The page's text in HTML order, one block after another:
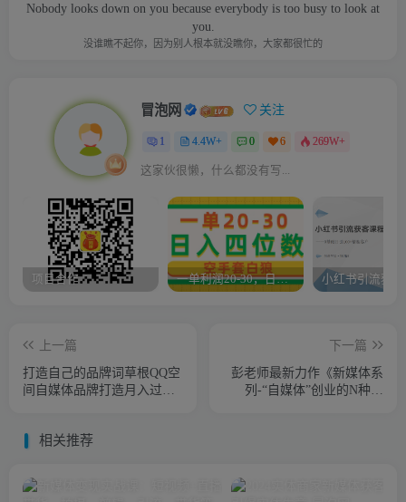
Nobody looks down on you because everybody is too busy to look at
you.
没谁瞧不起你，因为别人根本就没瞧你，大家都很忙的
冒泡网 关注
1 4.4W+ 0 6 269W+
这家伙很懒，什么都没有写...
项目合作 一单利润20-30，日入四位数，空手套白狼，只要做就能赚，简单无套路
上一篇
打造自己的品牌词草根QQ空
间自媒体品牌打造月入过万
下一篇
彭老师最新力作《新媒体系
列-“自媒体”创业的N种方
相关推荐